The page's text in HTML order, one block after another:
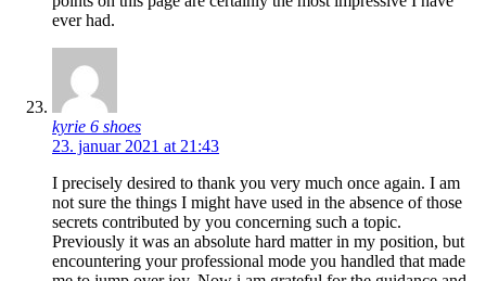
ever had.
kyrie 6 shoes
23. januar 2021 at 21:43
I precisely desired to thank you very much once again. I am
not sure the things I might have used in the absence of those
secrets contributed by you concerning such a topic.
Previously it was an absolute hard matter in my position, but
encountering your professional mode you handled that made